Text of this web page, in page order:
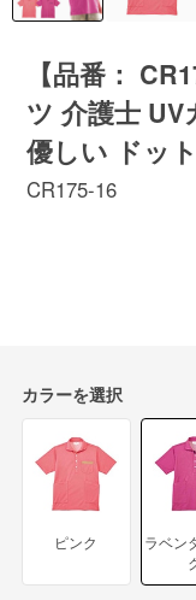
【品番：
ツ 介護士
優しい ドッ
CR175-16
カラーを選択
ピンク
ラベン